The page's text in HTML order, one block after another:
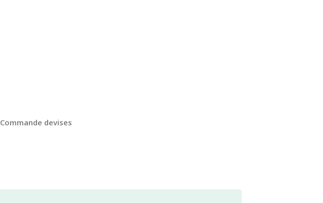
Commande devises